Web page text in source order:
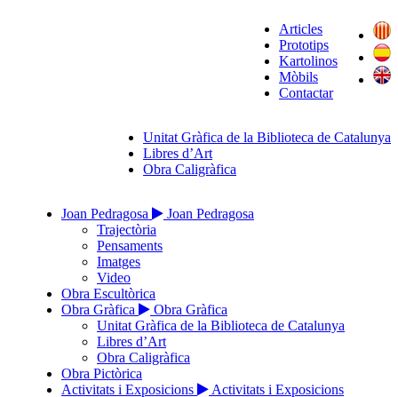
Articles
Prototips
Kartolinos
Mòbils
Contactar
Unitat Gràfica de la Biblioteca de Catalunya
Libres d’Art
Obra Caligràfica
Joan Pedragosa
Joan Pedragosa
Trajectòria
Pensaments
Imatges
Video
Obra Escultòrica
Obra Gràfica
Obra Gràfica
Unitat Gràfica de la Biblioteca de Catalunya
Libres d’Art
Obra Caligràfica
Obra Pictòrica
Activitats i Exposicions
Activitats i Exposicions